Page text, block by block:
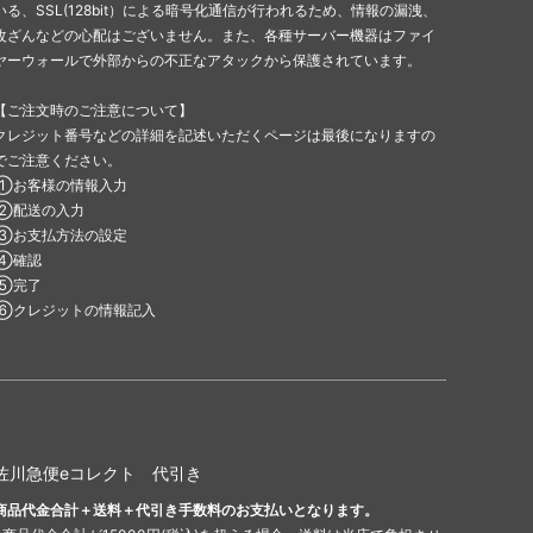
る、SSL(128bit）による暗号化通信が行われるため、情報の漏洩、
ざんなどの心配はございません。また、各種サーバー機器はファイ
ーウォールで外部からの不正なアタックから保護されています。
ご注文時のご注意について】
レジット番号などの詳細を記述いただくページは最後になりますの
ご注意ください。
客様の情報入力
送の入力
支払方法の設定
確認
完了
レジットの情報記入
川急便eコレクト 代引き
品代金合計＋送料＋代引き手数料のお支払いとなります。